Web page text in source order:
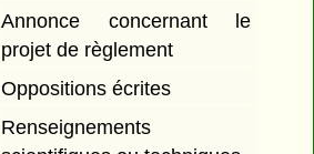
Annonce concernant le
projet de règlement
Oppositions écrites
Renseignements